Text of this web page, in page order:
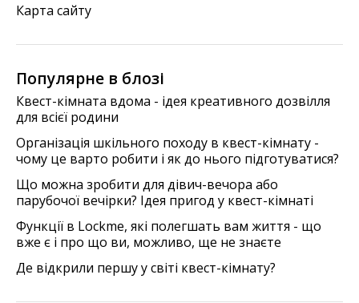
Карта сайту
Популярне в блозі
Квест-кімната вдома - ідея креативного дозвілля
для всієї родини
Організація шкільного походу в квест-кімнату -
чому це варто робити і як до нього підготуватися?
Що можна зробити для дівич-вечора або
парубочої вечірки? Ідея пригод у квест-кімнаті
Функції в Lockme, які полегшать вам життя - що
вже є і про що ви, можливо, ще не знаєте
Де відкрили першу у світі квест-кімнату?